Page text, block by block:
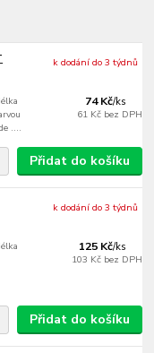
....
74 Kč/ks
61 Kč bez DPH
k dodání do 3 týdnů
Přidat do košíku
125 Kč/ks
103 Kč bez DPH
k dodání do 3 týdnů
Přidat do košíku